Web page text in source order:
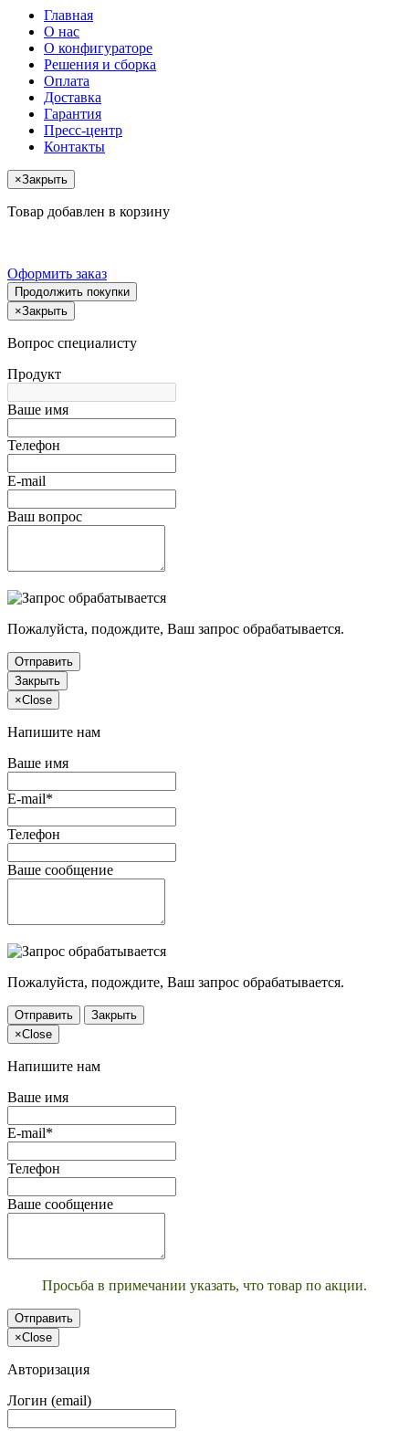
Главная
О нас
О конфигураторе
Решения и сборка
Оплата
Доставка
Гарантия
Пресс-центр
Контакты
×Закрыть
Товар добавлен в корзину
Оформить заказ
Продолжить покупки
×Закрыть
Вопрос специалисту
Продукт
Ваше имя
Телефон
E-mail
Ваш вопрос
Пожалуйста, подождите, Ваш запрос обрабатывается.
Отправить
Закрыть
×Close
Напишите нам
Ваше имя
E-mail*
Телефон
Ваше сообщение
Пожалуйста, подождите, Ваш запрос обрабатывается.
Отправить
Закрыть
×Close
Напишите нам
Ваше имя
E-mail*
Телефон
Ваше сообщение
Просьба в примечании указать, что товар по акции.
Отправить
×Close
Авторизация
Логин (email)